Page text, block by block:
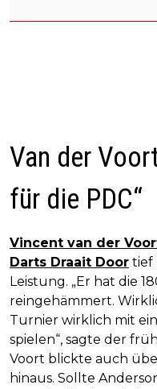
Van der
für die PDC“
Vincent van der
Darts Draait Door tief
Leistung. „Er hat die
reingehämmert.
Turnier wirklich mit
spielen“, sagte der
Voort blickte auch
hinaus. Sollte